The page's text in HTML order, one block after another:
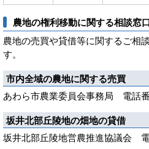
農地の権利移動に関する相談窓口
農地の売買や貸借等に関するご相
す。
市内全域の農地に関する売買
あわら市農業委員会事務局 電話
坂井北部丘陵地の畑地の貸借
坂井北部丘陵地営農推進協議会